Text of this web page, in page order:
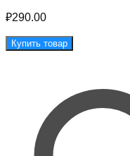
₽290.00
Купить товар